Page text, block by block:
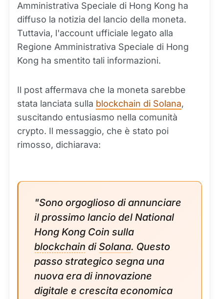
Amministrativa Speciale di Hong Kong ha
diffuso la notizia del lancio della moneta.
Tuttavia, l'account ufficiale legato alla
Regione Amministrativa Speciale di Hong
Kong ha smentito tali informazioni.
Il post affermava che la moneta sarebbe
stata lanciata sulla blockchain di Solana,
suscitando entusiasmo nella comunità
crypto. Il messaggio, che è stato poi
rimosso, dichiarava:
"Sono orgoglioso di annunciare
il prossimo lancio del National
Hong Kong Coin sulla
blockchain diSolana. Questo
passo strategico segna una
nuova era di innovazione
digitale e crescita economica